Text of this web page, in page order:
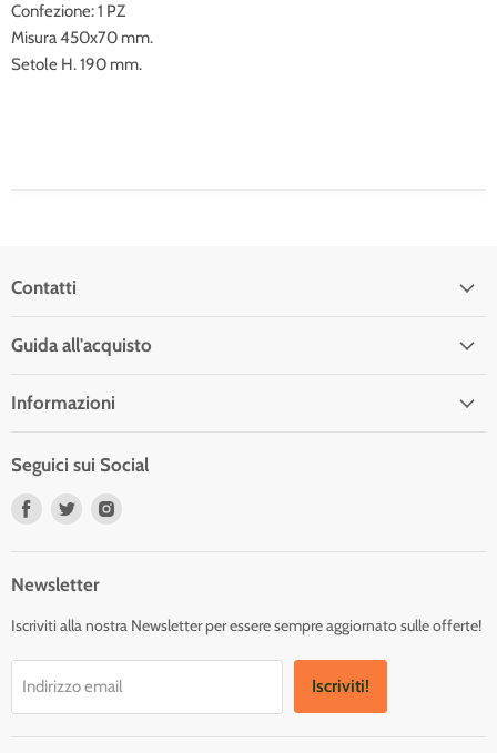
Confezione: 1 PZ
Misura 450x70 mm.
Setole H. 190 mm.
Contatti
Guida all'acquisto
Informazioni
Seguici sui Social
Trovaci
Trovaci
Newsletter
Iscriviti alla nostra Newsletter per essere sempre aggiornato sulle offerte!
Indirizzo email Iscriviti!